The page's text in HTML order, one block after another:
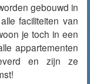
gebouwd in
faciliteiten van
je toch in een
appartementen
en zijn ze